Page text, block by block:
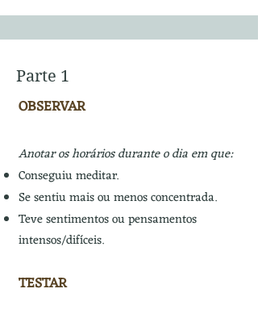
Parte 1
OBSERVAR
Anotar os horários durante o dia em que:
Conseguiu meditar.
Se sentiu mais ou menos concentrada.
Teve sentimentos ou pensamentos
intensos/difíceis.
TESTAR